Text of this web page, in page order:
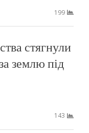
199
стягнули
землю під
143